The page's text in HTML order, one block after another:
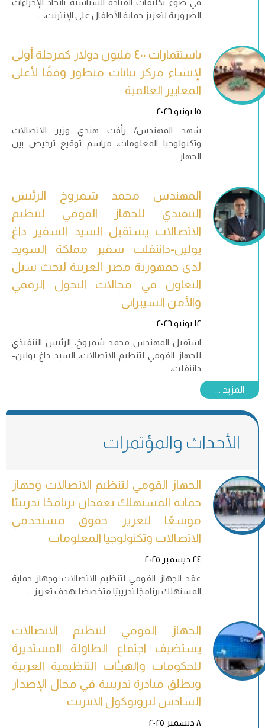
الضرورية لتعزيز حماية الأطفال على الإنترنت،
باستثمارات ٤٠٠ مليون دولار كمرحلة أولى
لإنشاء مركز بيانات متطور وفقًا لأعلى
المعايير العالمية
١٥ يونيو ٢٠٢٦
شهد المهندس/ رأفت هندي وزير الاتصالات
وتكنولوجيا المعلومات، مراسم توقيع ترخيص بين
الجهاز
المهندس محمد شمروخ الرئيس
التنفيذي للجهاز القومي لتنظيم
الاتصالات يستقبل السيد السفير داغ
يولين-داننفلت سفير مملكة السويد
لدى جمهورية مصر العربية لبحث سبل
التعاون في مجالات التحول الرقمي
والأمن السيبراني
١٢ يونيو ٢٠٢٦
استقبل المهندس محمد شمروخ، الرئيس التنفيذي
للجهاز القومي لتنظيم الاتصالات، السيد داغ يولين-
داننفلت،
الجهاز القومي لتنظيم الاتصالات وجهاز
حماية المستهلك يعقدان برنامجًا تدريبيًا
موسعًا لتعزيز حقوق مستخدمي
الاتصالات وتكنولوجيا المعلومات
٢٤ ديسمبر ٢٠٢٥
عقد الجهاز القومي لتنظيم الاتصالات وجهاز حماية
المستهلك برنامجًا تدريبيًا متخصصًا بهدف تعزيز
الجهاز القومي لتنظيم الاتصالات
يستضيف اجتماع الطاولة المستديرة
للحكومات والهيئات التنظيمية العربية
ويطلق مبادرة تدريبية في مجال الإصدار
السادس لبروتوكول الانترنت
٨ ديسمبر ٢٠٢٥